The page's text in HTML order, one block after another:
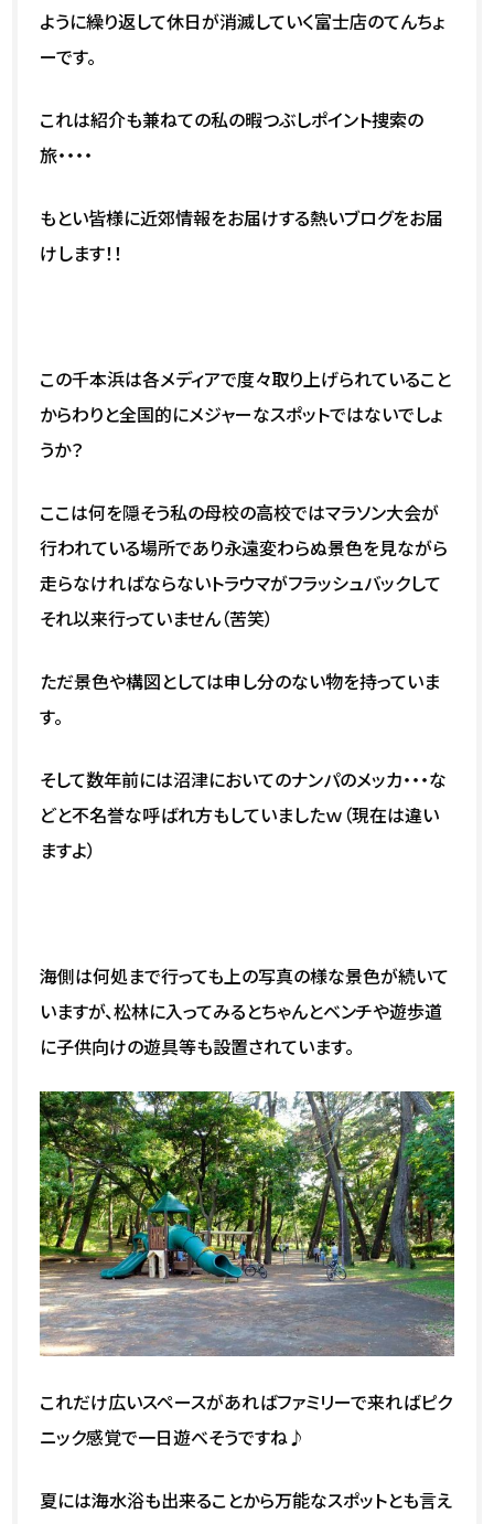
ように繰り返して休日が消滅していく富士店のてんちょ
ーです。
これは紹介も兼ねての私の暇つぶしポイント捜索の
旅・・・・
もとい皆様に近郊情報をお届けする熱いブログをお届
けします！！
この千本浜は各メディアで度々取り上げられていること
からわりと全国的にメジャーなスポットではないでしょ
うか？
ここは何を隠そう私の母校の高校ではマラソン大会が
行われている場所であり永遠変わらぬ景色を見ながら
走らなければならないトラウマがフラッシュバックして
それ以来行っていません（苦笑）
ただ景色や構図としては申し分のない物を持っていま
す。
そして数年前には沼津においてのナンパのメッカ・・・な
どと不名誉な呼ばれ方もしていましたｗ（現在は違い
ますよ）
海側は何処まで行っても上の写真の様な景色が続いて
いますが、松林に入ってみるとちゃんとベンチや遊歩道
に子供向けの遊具等も設置されています。
これだけ広いスペースがあればファミリーで来ればピク
ニック感覚で一日遊べそうですね♪
夏には海水浴も出来ることから万能なスポットとも言え